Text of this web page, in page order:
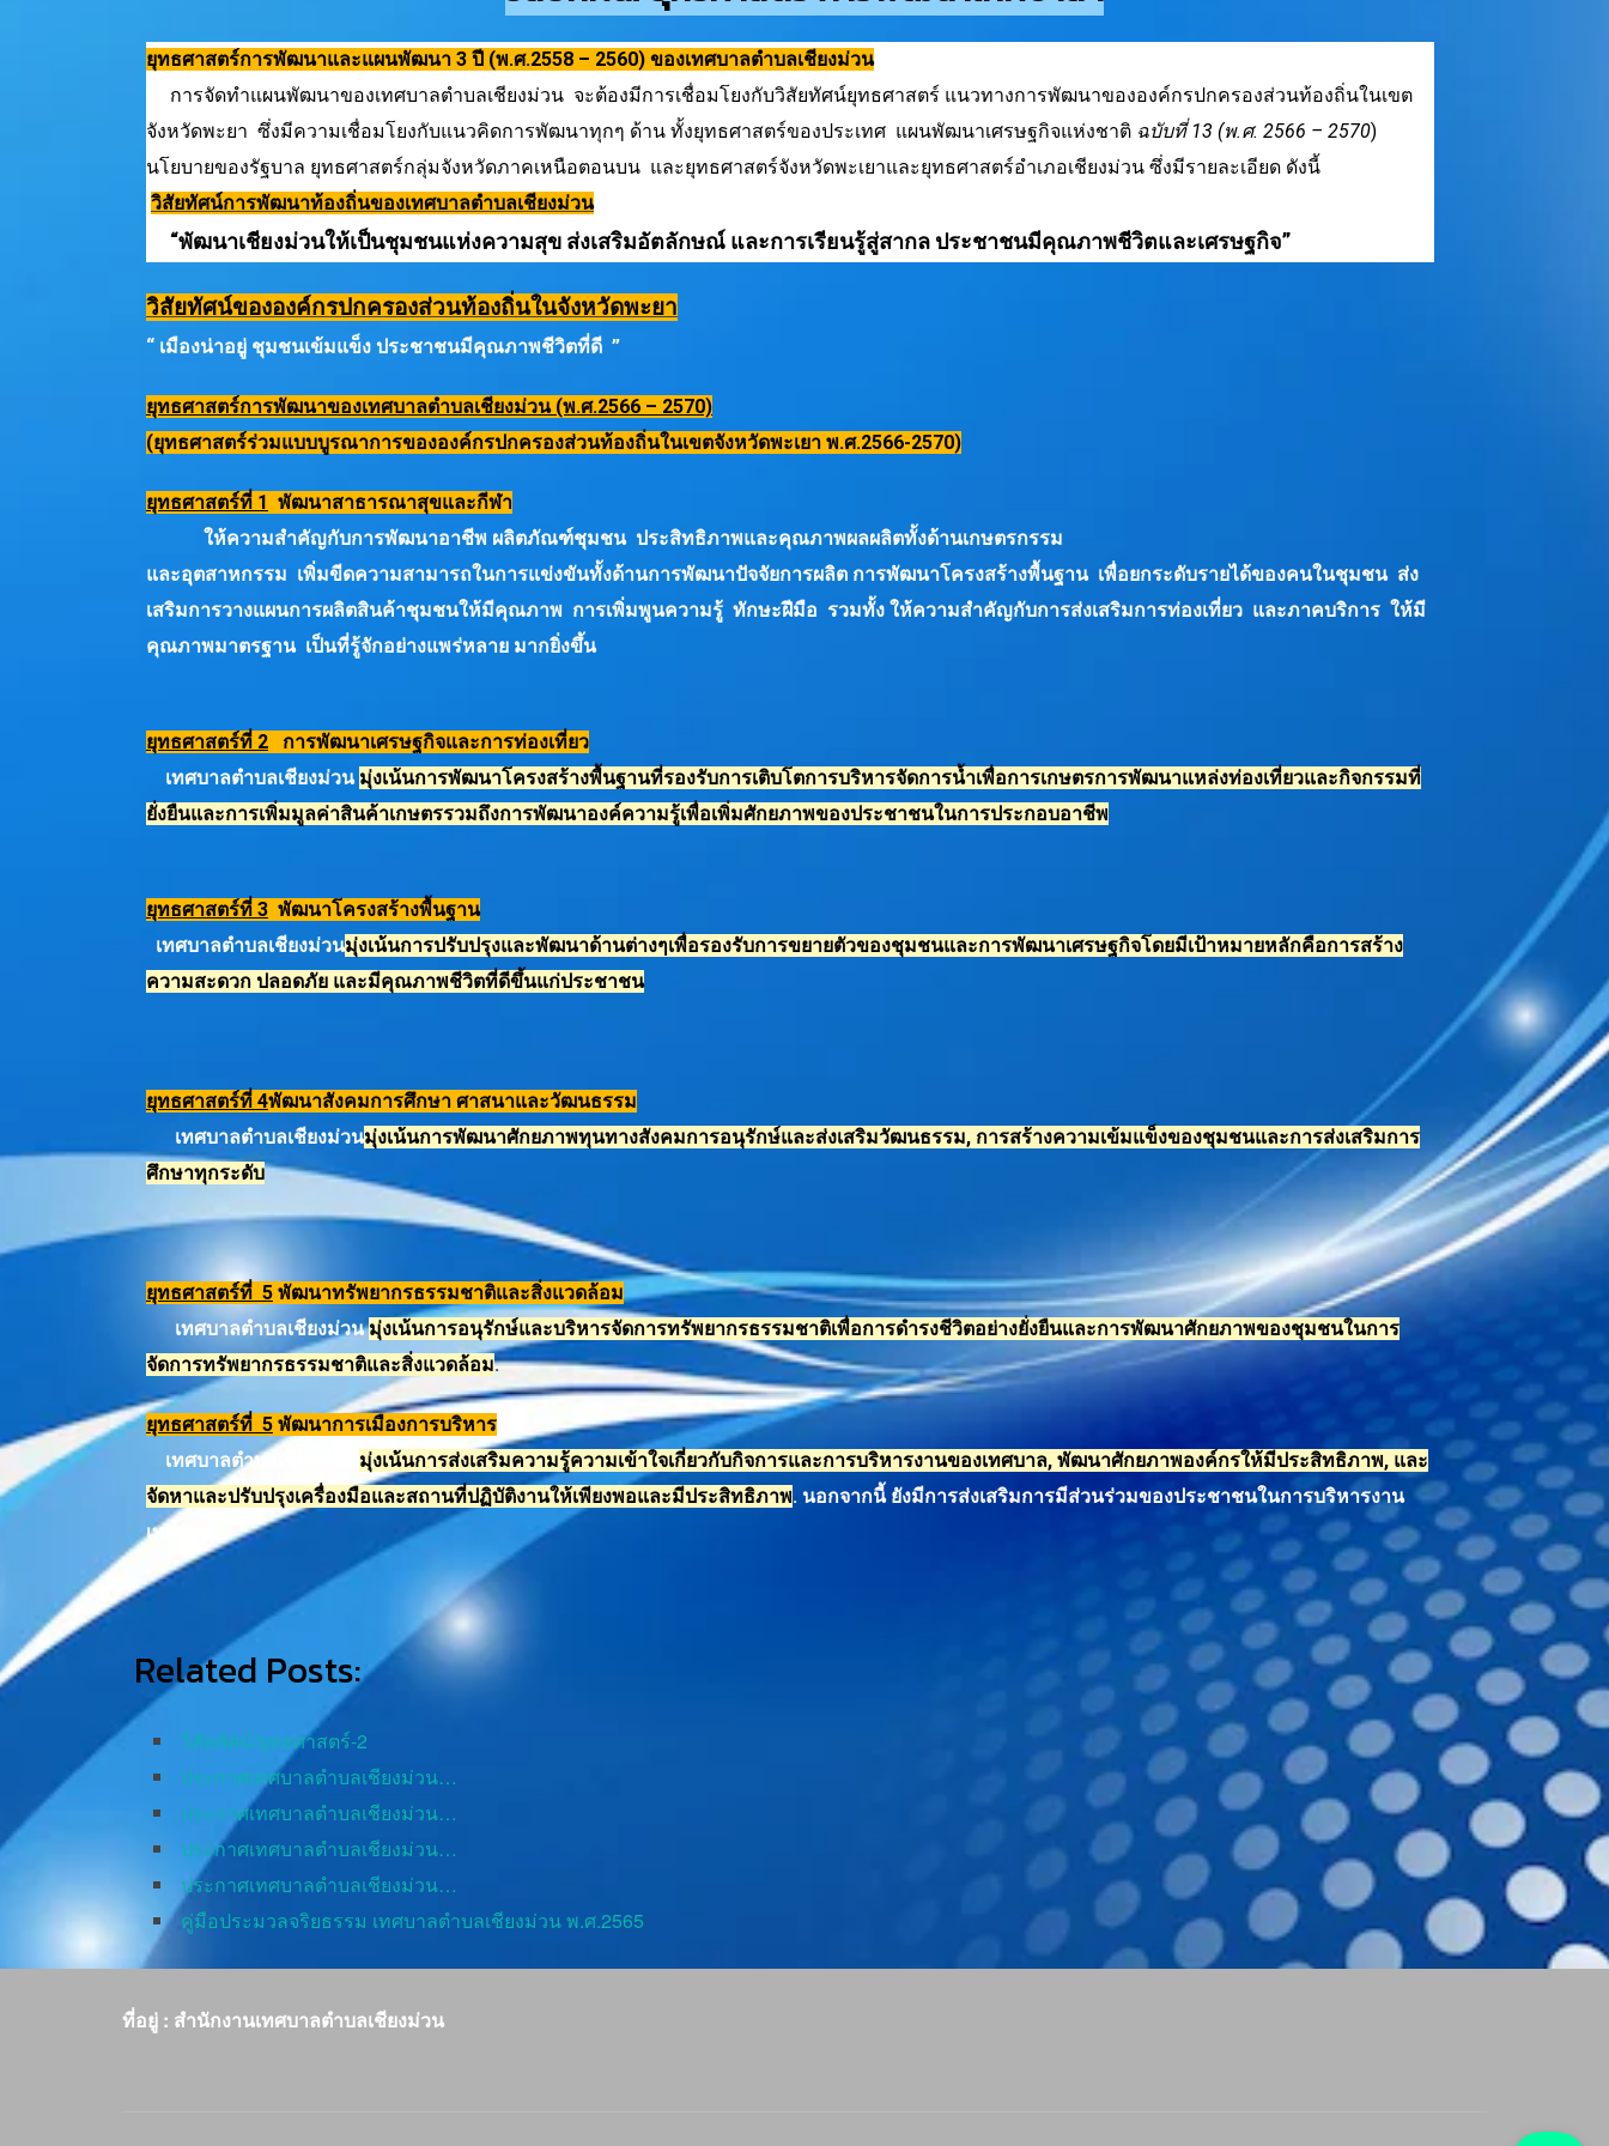
ยุทธศาสตร์การพัฒนาและแผนพัฒนา 3 ปี (พ.ศ.2558 – 2560) ของเทศบาลตำบลเชียงม่วน
การจัดทำแผนพัฒนาของเทศบาลตำบลเชียงม่วน จะต้องมีการเชื่อมโยงกับวิสัยทัศน์ยุทธศาสตร์ แนวทางการพัฒนาขององค์กรปกครองส่วนท้องถิ่นในเขต
จังหวัดพะยา ซึ่งมีความเชื่อมโยงกับแนวคิดการพัฒนาทุกๆ ด้าน ทั้งยุทธศาสตร์ของประเทศ แผนพัฒนาเศรษฐกิจแห่งชาติ ฉบับที่ 13 (พ.ศ. 2566 – 2570)
นโยบายของรัฐบาล ยุทธศาสตร์กลุ่มจังหวัดภาคเหนือตอนบน และยุทธศาสตร์จังหวัดพะเยาและยุทธศาสตร์อำเภอเชียงม่วน ซึ่งมีรายละเอียด ดังนี้
วิสัยทัศน์การพัฒนาท้องถิ่นของเทศบาลตำบลเชียงม่วน
“พัฒนาเชียงม่วนให้เป็นชุมชนแห่งความสุข ส่งเสริมอัตลักษณ์ และการเรียนรู้สู่สากล ประชาชนมีคุณภาพชีวิตและเศรษฐกิจ”
วิสัยทัศน์ขององค์กรปกครองส่วนท้องถิ่นในจังหวัดพะยา
“ เมืองน่าอยู่ ชุมชนเข้มแข็ง ประชาชนมีคุณภาพชีวิตที่ดี ”
ยุทธศาสตร์การพัฒนาของเทศบาลตำบลเชียงม่วน (พ.ศ.2566 – 2570)
(ยุทธศาสตร์ร่วมแบบบูรณาการขององค์กรปกครองส่วนท้องถิ่นในเขตจังหวัดพะเยา พ.ศ.2566-2570)
ยุทธศาสตร์ที่ 1 พัฒนาสาธารณาสุขและกีฬา
ให้ความสำคัญกับการพัฒนาอาชีพ ผลิตภัณฑ์ชุมชน ประสิทธิภาพและคุณภาพผลผลิตทั้งด้านเกษตรกรรม
และอุตสาหกรรม เพิ่มขีดความสามารถในการแข่งขันทั้งด้านการพัฒนาปัจจัยการผลิต การพัฒนาโครงสร้างพื้นฐาน เพื่อยกระดับรายได้ของคนในชุมชน ส่ง
เสริมการวางแผนการผลิตสินค้าชุมชนให้มีคุณภาพ การเพิ่มพูนความรู้ ทักษะฝีมือ รวมทั้ง ให้ความสำคัญกับการส่งเสริมการท่องเที่ยว และภาคบริการ ให้มี
คุณภาพมาตรฐาน เป็นที่รู้จักอย่างแพร่หลาย มากยิ่งขึ้น
ยุทธศาสตร์ที่ 2 การพัฒนาเศรษฐกิจและการท่องเที่ยว
เทศบาลตำบลเชียงม่วน มุ่งเน้นการพัฒนาโครงสร้างพื้นฐานที่รองรับการเติบโตการบริหารจัดการน้ำเพื่อการเกษตรการพัฒนาแหล่งท่องเที่ยวและกิจกรรมที่
ยั่งยืนและการเพิ่มมูลค่าสินค้าเกษตรรวมถึงการพัฒนาองค์ความรู้เพื่อเพิ่มศักยภาพของประชาชนในการประกอบอาชีพ
ยุทธศาสตร์ที่ 3 พัฒนาโครงสร้างพื้นฐาน
เทศบาลตำบลเชียงม่วนมุ่งเน้นการปรับปรุงและพัฒนาด้านต่างๆเพื่อรองรับการขยายตัวของชุมชนและการพัฒนาเศรษฐกิจโดยมีเป้าหมายหลักคือการสร้าง
ความสะดวก ปลอดภัย และมีคุณภาพชีวิตที่ดีขึ้นแก่ประชาชน
ยุทธศาสตร์ที่ 4พัฒนาสังคมการศึกษา ศาสนาและวัฒนธรรม
เทศบาลตำบลเชียงม่วนมุ่งเน้นการพัฒนาศักยภาพทุนทางสังคมการอนุรักษ์และส่งเสริมวัฒนธรรม, การสร้างความเข้มแข็งของชุมชนและการส่งเสริมการ
ศึกษาทุกระดับ
ยุทธศาสตร์ที่ 5 พัฒนาทรัพยากรธรรมชาติและสิ่งแวดล้อม
เทศบาลตำบลเชียงม่วนมุ่งเน้นการอนุรักษ์และบริหารจัดการทรัพยากรธรรมชาติเพื่อการดำรงชีวิตอย่างยั่งยืนและการพัฒนาศักยภาพของชุมชนในการ
จัดการทรัพยากรธรรมชาติและสิ่งแวดล้อม.
ยุทธศาสตร์ที่ 5 พัฒนาการเมืองการบริหาร
เทศบาลตำบลเชียงม่วน มุ่งเน้นการส่งเสริมความรู้ความเข้าใจเกี่ยวกับกิจการและการบริหารงานของเทศบาล, พัฒนาศักยภาพองค์กรให้มีประสิทธิภาพ, และ
จัดหาและปรับปรุงเครื่องมือและสถานที่ปฏิบัติงานให้เพียงพอและมีประสิทธิภาพ. นอกจากนี้ ยังมีการส่งเสริมการมีส่วนร่วมของประชาชนในการบริหารงาน
เทศบาล
Related Posts:
วิสัยทัศน์/ยุทธศาสตร์-2
ประกาศเทศบาลตำบลเชียงม่วน…
ประกาศเทศบาลตำบลเชียงม่วน…
ประกาศเทศบาลตำบลเชียงม่วน…
ประกาศเทศบาลตำบลเชียงม่วน…
คู่มือประมวลจริยธรรม เทศบาลตำบลเชียงม่วน พ.ศ.2565
ที่อยู่ : สำนักงานเทศบาลตำบลเชียงม่วน